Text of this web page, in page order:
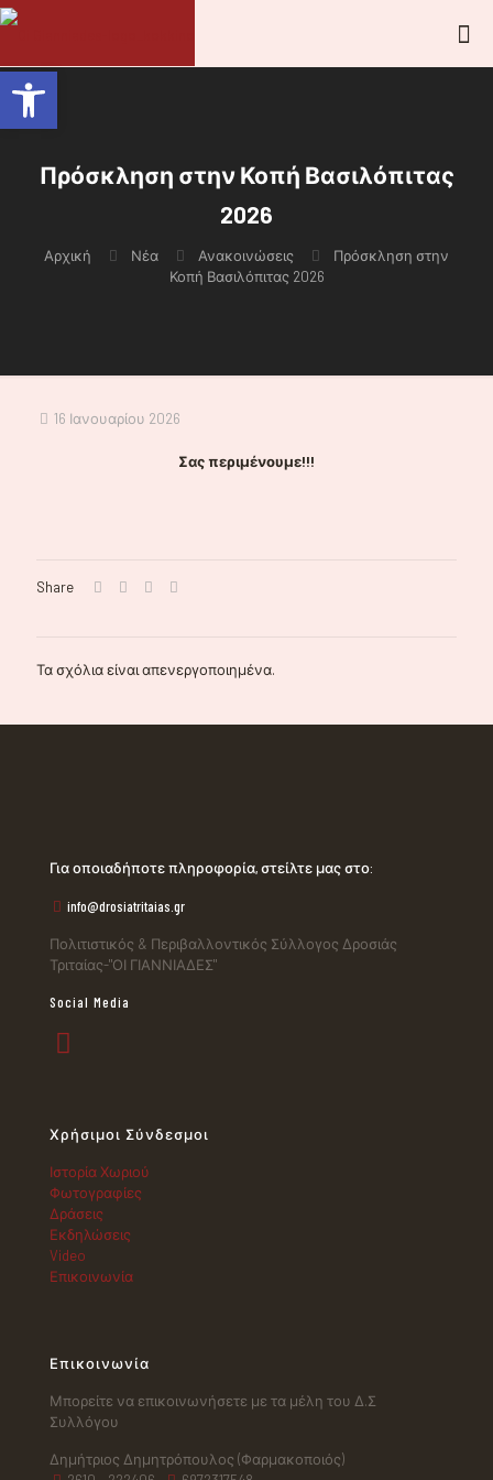
Πρόσκληση στην Κοπή Βασιλόπιτας
2026
Αρχική Νέα Ανακοινώσεις
Πρόσκληση στην
Κοπή Βασιλόπιτας 2026
16 Ιανουαρίου 2026
Σας περιμένουμε!!!
Share
Τα σχόλια είναι απενεργοποιημένα.
Για οποιαδήποτε πληροφορία, στείλτε μας στο:
info@drosiatritaias.gr
Πολιτιστικός & Περιβαλλοντικός Σύλλογος Δροσιάς
Τριταίας-"ΟΙ ΓΙΑΝΝΙΑΔΕΣ"
Social Media
Χρήσιμοι Σύνδεσμοι
Ιστορία Χωριού
Φωτογραφίες
Δράσεις
Εκδηλώσεις
Video
Επικοινωνία
Επικοινωνία
Μπορείτε να επικοινωνήσετε με τα μέλη του Δ.Σ
Συλλόγου
Δημήτριος Δημητρόπουλος (Φαρμακοποιός)
Ανοίξτε τη γραμμή εργαλείων